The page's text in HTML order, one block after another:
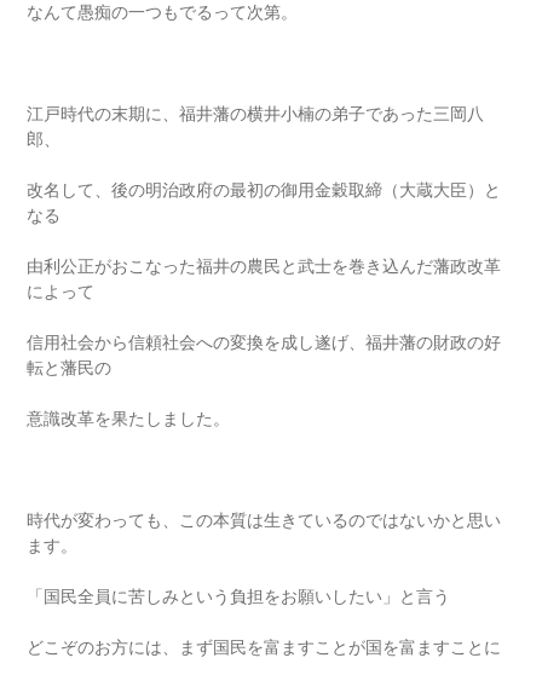
なんて愚痴の一つもでるって次第。
江戸時代の末期に、福井藩の横井小楠の弟子であった三岡八
郎、
改名して、後の明治政府の最初の御用金穀取締（大蔵大臣）と
なる
由利公正がおこなった福井の農民と武士を巻き込んだ藩政改革
によって
信用社会から信頼社会への変換を成し遂げ、福井藩の財政の好
転と藩民の
意識改革を果たしました。
時代が変わっても、この本質は生きているのではないかと思い
ます。
「国民全員に苦しみという負担をお願いしたい」と言う
どこぞのお方には、まず国民を富ますことが国を富ますことに